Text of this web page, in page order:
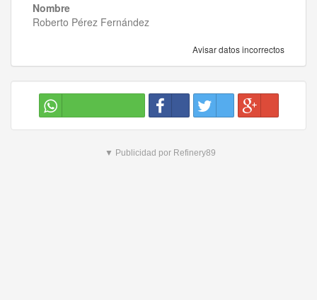
Nombre
Roberto Pérez Fernández
Avisar datos incorrectos
▼ Publicidad por Refinery89